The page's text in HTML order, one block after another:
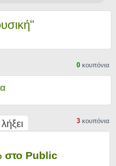
0κουπόνια
3κουπόνια
στο Public